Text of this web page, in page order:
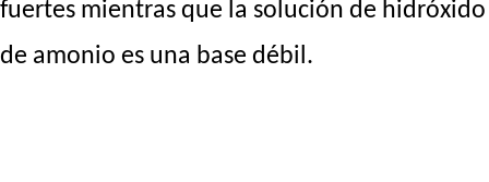
fuertes mientras que la solución de hidróxido
de amonio es una base débil.